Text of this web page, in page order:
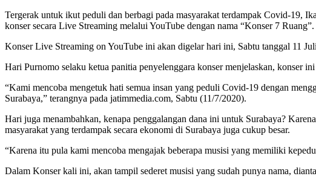
Tergerak untuk ikut peduli dan berbagi pada masyarakat terdampak Covid-19,
konser secara Live Streaming melalui YouTube dengan nama “Konser 7 Ruang”.
Konser Live Streaming on YouTube ini akan digelar hari ini, Sabtu tanggal 11
Hari Purnomo selaku ketua panitia penyelenggara konser menjelaskan, konser
“Kami mencoba mengetuk hati semua insan yang peduli Covid-19 dengan
Surabaya,” terangnya pada jatimmedia.com, Sabtu (11/7/2020).
Hari juga menambahkan, kenapa penggalangan dana ini untuk Surabaya?
masyarakat yang terdampak secara ekonomi di Surabaya juga cukup besar.
“Karena itu pula kami mencoba mengajak beberapa musisi yang memiliki
Dalam Konser kali ini, akan tampil sederet musisi yang sudah punya nama,